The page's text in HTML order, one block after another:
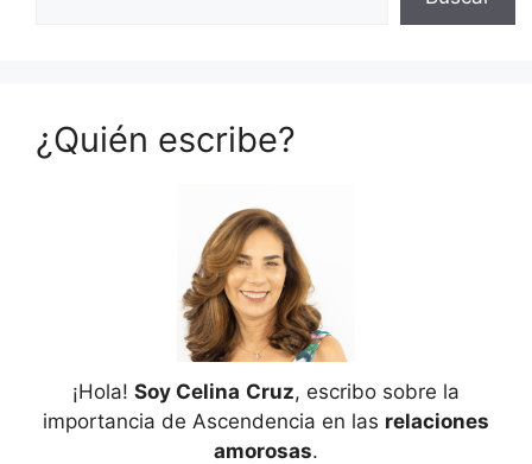
¿Quién escribe?
¡Hola! Soy Celina Cruz, escribo sobre la
importancia de Ascendencia en las relaciones
amorosas.